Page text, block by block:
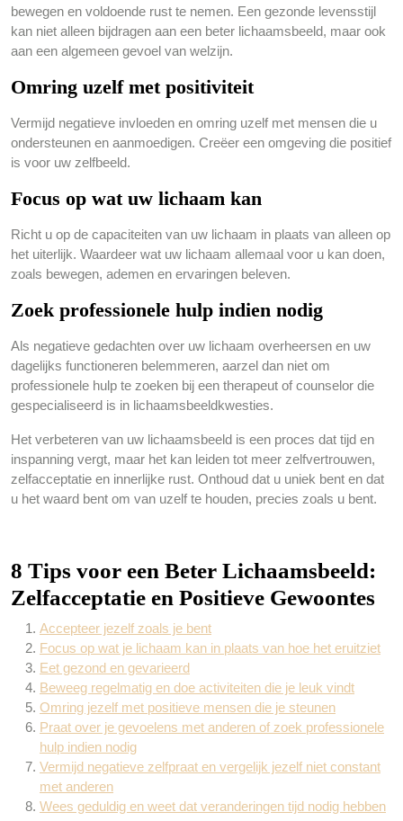
bewegen en voldoende rust te nemen. Een gezonde levensstijl
kan niet alleen bijdragen aan een beter lichaamsbeeld, maar ook
aan een algemeen gevoel van welzijn.
Omring uzelf met positiviteit
Vermijd negatieve invloeden en omring uzelf met mensen die u
ondersteunen en aanmoedigen. Creëer een omgeving die positief
is voor uw zelfbeeld.
Focus op wat uw lichaam kan
Richt u op de capaciteiten van uw lichaam in plaats van alleen op
het uiterlijk. Waardeer wat uw lichaam allemaal voor u kan doen,
zoals bewegen, ademen en ervaringen beleven.
Zoek professionele hulp indien nodig
Als negatieve gedachten over uw lichaam overheersen en uw
dagelijks functioneren belemmeren, aarzel dan niet om
professionele hulp te zoeken bij een therapeut of counselor die
gespecialiseerd is in lichaamsbeeldkwesties.
Het verbeteren van uw lichaamsbeeld is een proces dat tijd en
inspanning vergt, maar het kan leiden tot meer zelfvertrouwen,
zelfacceptatie en innerlijke rust. Onthoud dat u uniek bent en dat
u het waard bent om van uzelf te houden, precies zoals u bent.
8 Tips voor een Beter Lichaamsbeeld:
Zelfacceptatie en Positieve Gewoontes
Accepteer jezelf zoals je bent
Focus op wat je lichaam kan in plaats van hoe het eruitziet
Eet gezond en gevarieerd
Beweeg regelmatig en doe activiteiten die je leuk vindt
Omring jezelf met positieve mensen die je steunen
Praat over je gevoelens met anderen of zoek professionele
hulp indien nodig
Vermijd negatieve zelfpraat en vergelijk jezelf niet constant
met anderen
Wees geduldig en weet dat veranderingen tijd nodig hebben